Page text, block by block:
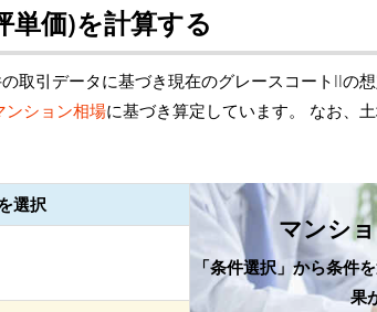
単価)を計算する
取引データに基づき現在のグレースコートIIの
ンション相場に基づき算定しています。 なお、
選択
マンシ
「条件選択」から条件
果